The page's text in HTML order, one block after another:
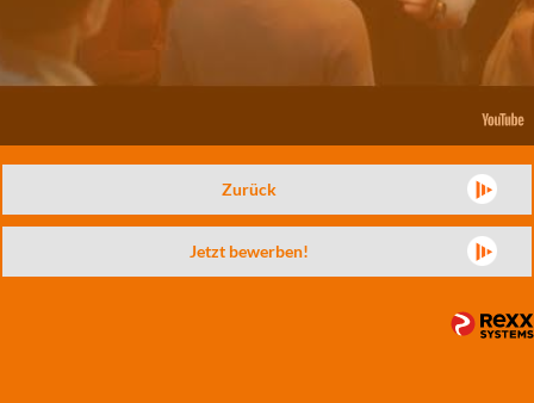
Zurück
Jetzt bewerben!